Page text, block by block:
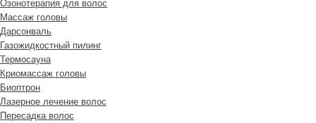
Озонотерапия для волос
Массаж головы
Дарсонваль
Газожидкостный пилинг
Термосауна
Криомассаж головы
Биоптрон
Лазерное лечение волос
Пересадка волос